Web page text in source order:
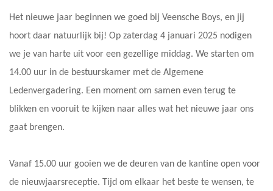
Het nieuwe jaar beginnen we goed bij Veensche Boys, en jij
hoort daar natuurlijk bij! Op zaterdag 4 januari 2025 nodigen
we je van harte uit voor een gezellige middag. We starten om
14.00 uur in de bestuurskamer met de Algemene
Ledenvergadering. Een moment om samen even terug te
blikken en vooruit te kijken naar alles wat het nieuwe jaar ons
gaat brengen.
Vanaf 15.00 uur gooien we de deuren van de kantine open voor
de nieuwjaarsreceptie. Tijd om elkaar het beste te wensen, te